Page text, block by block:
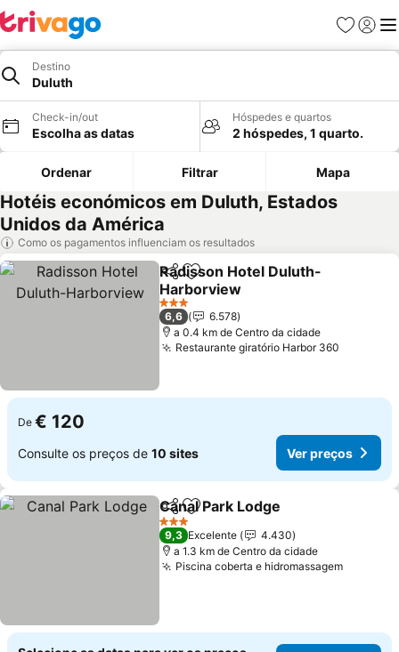
Favoritos
Iniciar
Destino
Duluth
Check-in/out
Escolha as datas
Hóspedes e quartos
2 hóspedes, 1 quarto.
Ordenar Filtrar Mapa
Hotéis económicos em Duluth, Estados
Unidos da América
Como os pagamentos influenciam os resultados
PartilharAdicionar aos favoritos
Radisson Hotel Duluth-
Harborview
3 Estrelas
6,6
6.578
a 0.4 km de Centro da cidade
Restaurante giratório Harbor 360
De € 120
Consulte os preços de 10 sites Ver preços
PartilharAdicionar aos favoritos
Canal Park Lodge
3 Estrelas
9,3 Excelente
4.430
a 1.3 km de Centro da cidade
Piscina coberta e hidromassagem